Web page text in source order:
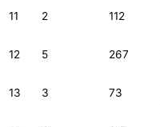
11 2 112
12 5 267
13 3 73